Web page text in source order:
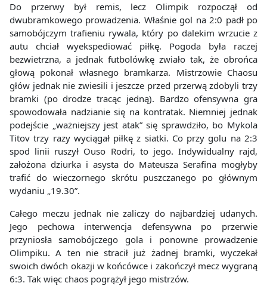
Do przerwy był remis, lecz Olimpik rozpoczął od
dwubramkowego prowadzenia. Właśnie gol na 2:0 padł po
samobójczym trafieniu rywala, który po dalekim wrzucie z
autu chciał wyekspediować piłkę. Pogoda była raczej
bezwietrzna, a jednak futbolówkę zwiało tak, że obrońca
głową pokonał własnego bramkarza. Mistrzowie Chaosu
głów jednak nie zwiesili i jeszcze przed przerwą zdobyli trzy
bramki (po drodze tracąc jedną). Bardzo ofensywna gra
spowodowała nadzianie się na kontratak. Niemniej jednak
podejście „ważniejszy jest atak” się sprawdziło, bo Mykola
Titov trzy razy wyciągał piłkę z siatki. Co przy golu na 2:3
spod linii ruszył Ouso Rodri, to jego. Indywidualny rajd,
założona dziurka i asysta do Mateusza Serafina mogłyby
trafić do wieczornego skrótu puszczanego po głównym
wydaniu „19.30”.
Całego meczu jednak nie zaliczy do najbardziej udanych.
Jego pechowa interwencja defensywna po przerwie
przyniosła samobójczego gola i ponowne prowadzenie
Olimpiku. A ten nie stracił już żadnej bramki, wyczekał
swoich dwóch okazji w końcówce i zakończył mecz wygraną
6:3. Tak więc chaos pogrążył jego mistrzów.